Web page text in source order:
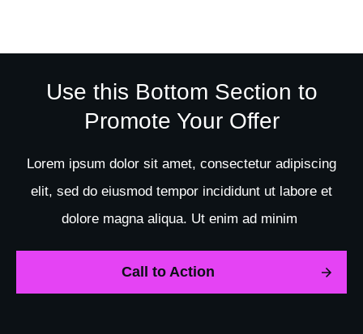
Use this Bottom Section to
Promote Your Offer
Lorem ipsum dolor sit amet, consectetur adipiscing
elit, sed do eiusmod tempor incididunt ut labore et
dolore magna aliqua. Ut enim ad minim
Call to Action